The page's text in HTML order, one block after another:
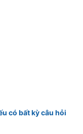
có bất kỳ câu hỏi